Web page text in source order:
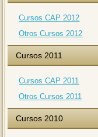
Cursos CAP 2012
Otros Cursos 2012
Cursos 2011
Cursos CAP 2011
Otros Cursos 2011
Cursos 2010